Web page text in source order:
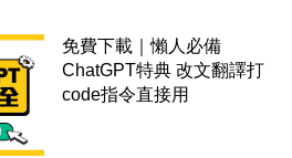
免費下載｜懶人必備
ChatGPT特典 改文翻譯打
code指令直接用